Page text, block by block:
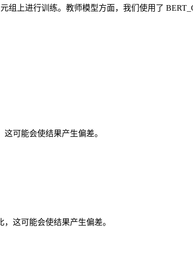
上进行训练。教师模型方面，我们使用了
可能会使结果产生偏差。
这可能会使结果产生偏差。